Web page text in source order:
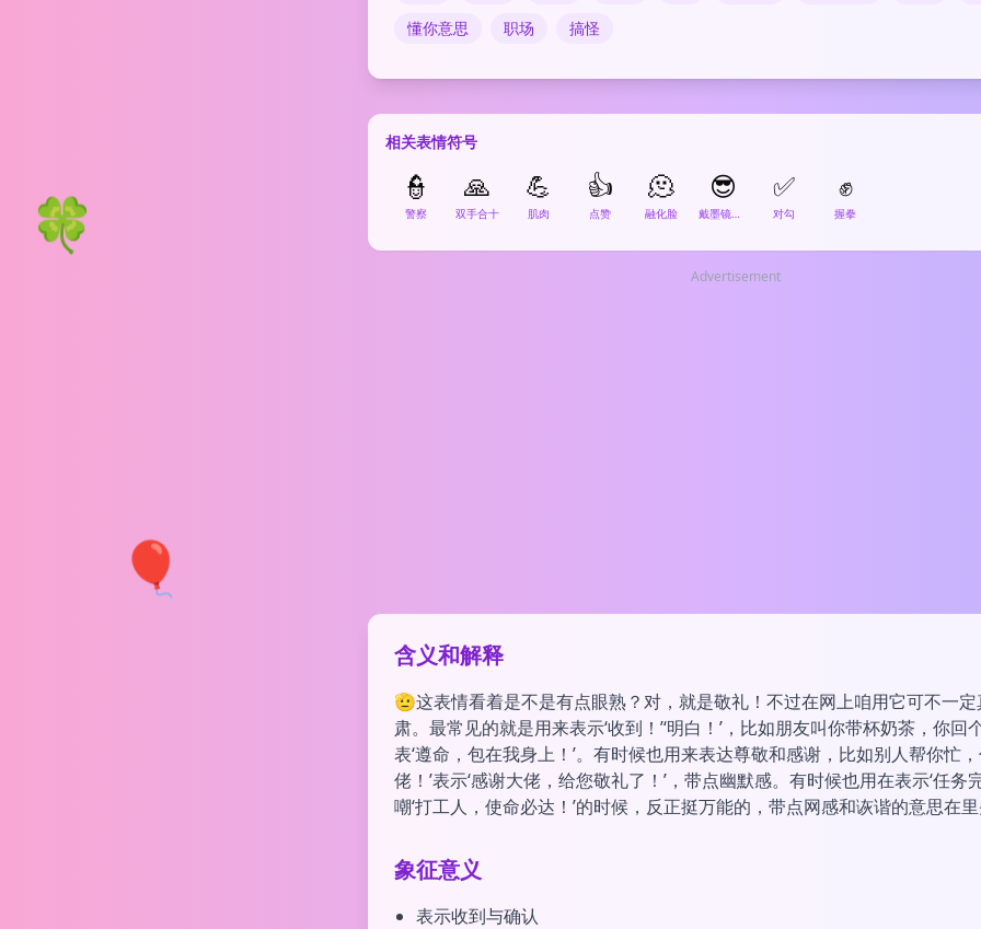
🎈
🍀
懂你意思
职场 搞怪
相关表情符号
👮
警察
🙏
双手合十
💪
肌肉
👍
点赞
🫠
融化脸
😎
戴墨镜的笑脸
✅
对勾
✊
握拳
Advertisement
含义和解释
🫡这表情看着是不是有点眼熟？对，就是敬礼！不过在网上咱用它可不一
肃。最常见的就是用来表示‘收到！’‘明白！’，比如朋友叫你带杯奶茶，你回
表‘遵命，包在我身上！’。有时候也用来表达尊敬和感谢，比如别人帮你忙
佬！’表示‘感谢大佬，给您敬礼了！’，带点幽默感。有时候也用在表示‘任务
嘲‘打工人，使命必达！’的时候，反正挺万能的，带点网感和诙谐的意思在
象征意义
表示收到与确认